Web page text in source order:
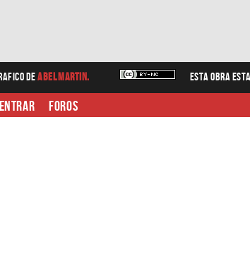
deAbel Martin. Esta obra
Entrar Foros